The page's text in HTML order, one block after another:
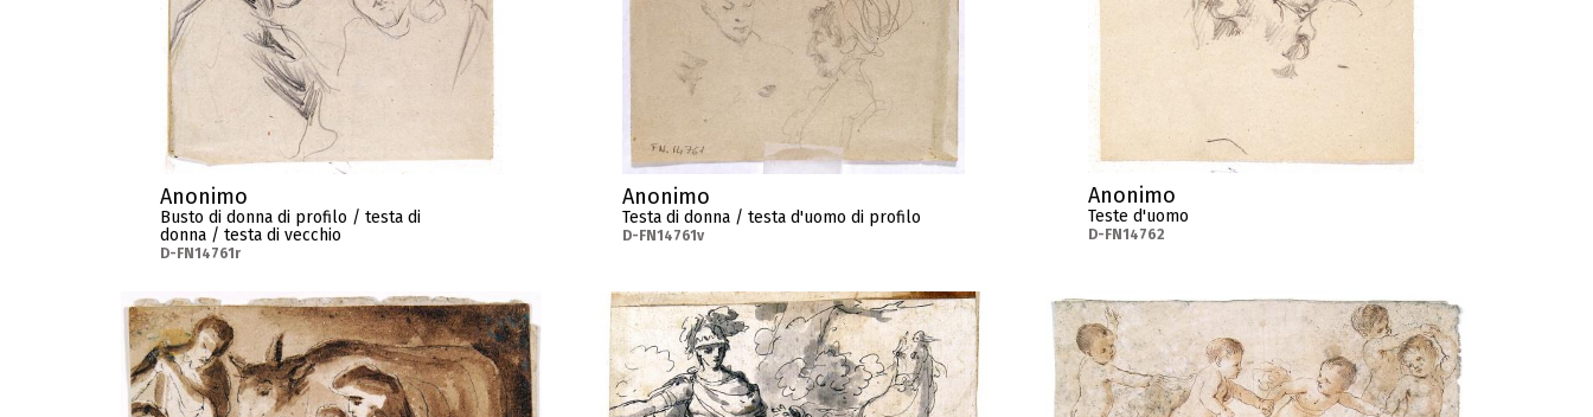
Anonimo
Busto di donna di profilo / testa di
donna / testa di vecchio
D-FN14761r
Anonimo
Testa di donna / testa d'uomo di profilo
D-FN14761v
Anonimo
Teste d'uomo
D-FN14762